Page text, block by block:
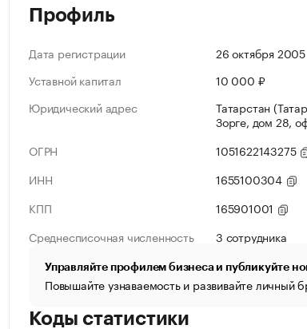
Профиль
Дата регистрации
26 октября 2005
Уставной капитал
10 000 ₽
Юридический адрес
Татарстан
Зорге, дом 28,
ОГРН
1051622143275
ИНН
1655100304
КПП
165901001
Среднесписочная численность
3 сотрудника
Управляйте профилем бизнеса и публикуйте
Повышайте узнаваемость и развивайте личный
Коды статистики